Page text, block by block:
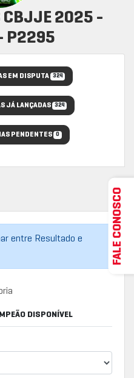
CBJJE 2025 -
P2295
EM DISPUTA 324
JÁ LANÇADAS 324
PENDENTES 0
entre Resultado e
DISPONÍVEL
FALE CONOSCO